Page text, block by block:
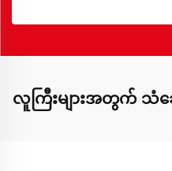
လူကြီးများအတွက် သံခေ